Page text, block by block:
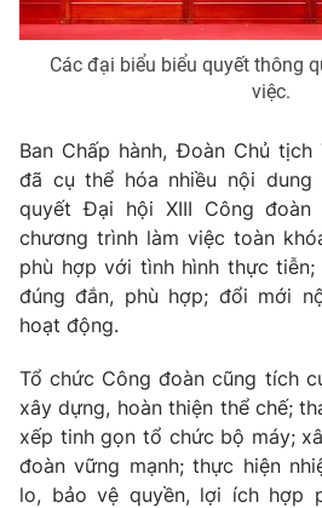
Các đại biểu biểu quyết thông
việc.
Ban Chấp hành, Đoàn Chủ
đã cụ thể hóa nhiều nội dung
quyết Đại hội XIII Công đoàn
chương trình làm việc toàn
phù hợp với tình hình thực
đúng đắn, phù hợp; đổi mới
hoạt động.
Tổ chức Công đoàn cũng tích
xây dựng, hoàn thiện thể chế;
xếp tinh gọn tổ chức bộ máy;
đoàn vững mạnh; thực hiện
lo, bảo vệ quyền, lợi ích hợp